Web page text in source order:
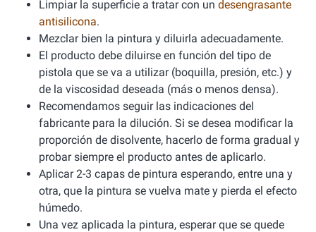
Limpiar la superficie a tratar con un desengrasante
antisilicona.
Mezclar bien la pintura y diluirla adecuadamente.
El producto debe diluirse en función del tipo de
pistola que se va a utilizar (boquilla, presión, etc.) y
de la viscosidad deseada (más o menos densa).
Recomendamos seguir las indicaciones del
fabricante para la dilución. Si se desea modificar la
proporción de disolvente, hacerlo de forma gradual y
probar siempre el producto antes de aplicarlo.
Aplicar 2-3 capas de pintura esperando, entre una y
otra, que la pintura se vuelva mate y pierda el efecto
húmedo.
Una vez aplicada la pintura, esperar que se quede